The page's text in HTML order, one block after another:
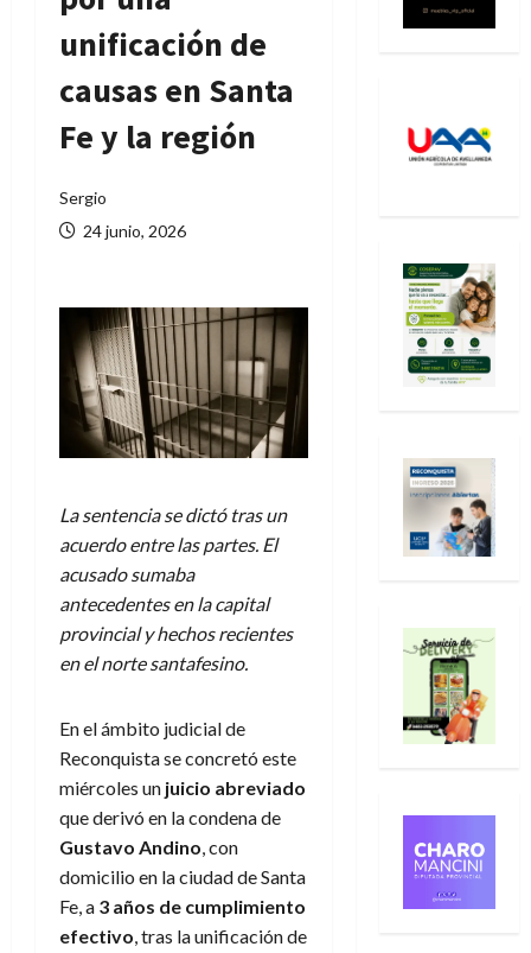
unificación de
causas en Santa
Fe y la región
Sergio
24 junio, 2026
La sentencia se dictó tras un
acuerdo entre las partes. El
acusado sumaba
antecedentes en la capital
provincial y hechos recientes
en el norte santafesino.
En el ámbito judicial de
Reconquista se concretó este
miércoles un juicio abreviado
que derivó en la condena de
Gustavo Andino, con
domicilio en la ciudad de Santa
Fe, a 3 años de cumplimiento
efectivo, tras la unificación de